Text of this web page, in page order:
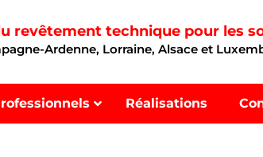
revêtement technique pour les
Ardenne, Lorraine, Alsace et
Réalisations